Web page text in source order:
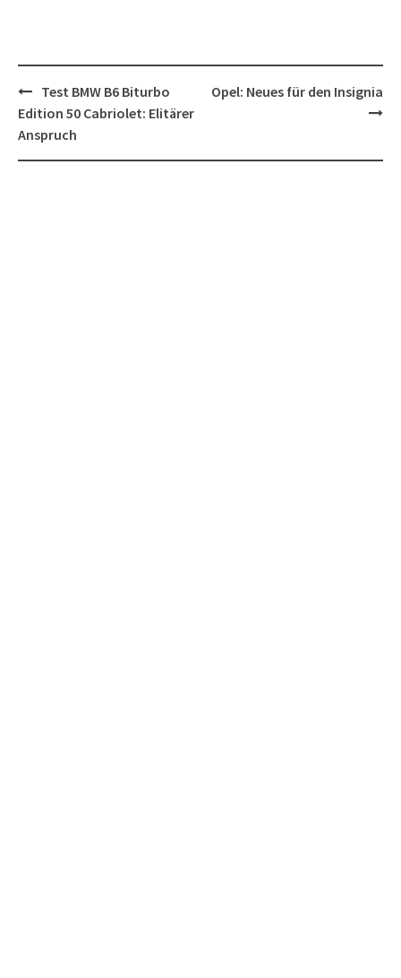
Post
navigation
Test BMW B6 Biturbo
Edition 50 Cabriolet: Elitärer
Anspruch
Opel: Neues für den Insignia